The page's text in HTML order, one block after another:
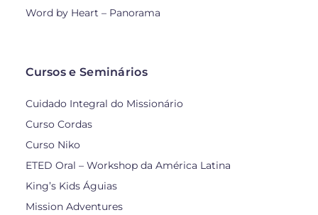
Word by Heart – Panorama
Cursos e Seminários
Cuidado Integral do Missionário
Curso Cordas
Curso Niko
ETED Oral – Workshop da América Latina
King’s Kids Águias
Mission Adventures